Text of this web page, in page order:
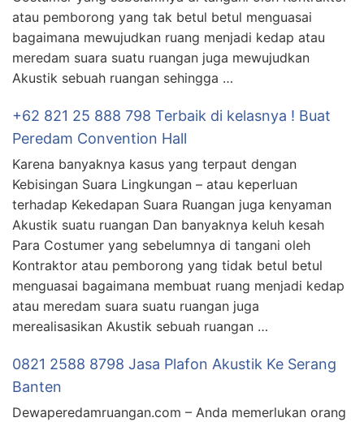
atau pemborong yang tak betul betul menguasai
bagaimana mewujudkan ruang menjadi kedap atau
meredam suara suatu ruangan juga mewujudkan
Akustik sebuah ruangan sehingga …
+62 821 25 888 798 Terbaik di kelasnya ! Buat
Peredam Convention Hall
Karena banyaknya kasus yang terpaut dengan
Kebisingan Suara Lingkungan – atau keperluan
terhadap Kekedapan Suara Ruangan juga kenyaman
Akustik suatu ruangan Dan banyaknya keluh kesah
Para Costumer yang sebelumnya di tangani oleh
Kontraktor atau pemborong yang tidak betul betul
menguasai bagaimana membuat ruang menjadi kedap
atau meredam suara suatu ruangan juga
merealisasikan Akustik sebuah ruangan …
0821 2588 8798 Jasa Plafon Akustik Ke Serang
Banten
Dewaperedamruangan.com – Anda memerlukan orang